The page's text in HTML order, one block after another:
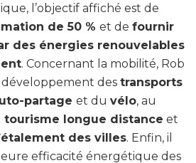
l’objectif affiché est de
de 50 % et de fournir
des énergies renouvelables
. Concernant la mobilité, Rob
des transports
partage et du vélo, au
tourisme longue distance et
des villes. Enfin, il
efficacité énergétique des